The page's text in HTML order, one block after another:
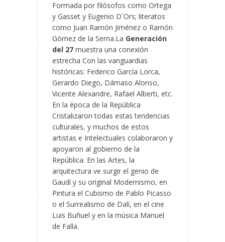
Formada por filósofos como Ortega
y Gasset y Eugenio D´Ors; literatos
como Juan Ramón Jiménez o Ramón
Gómez de la Serna.La Generación
del 27 muestra una conexión
estrecha Con las vanguardias
históricas: Federico García Lorca,
Gerardo Diego, Dámaso Alonso,
Vicente Alexandre, Rafael Alberti, etc.
En la época de la República
Cristalizaron todas estas tendencias
culturales, y muchos de estos
artistas e Intelectuales colaboraron y
apoyaron al gobierno de la
República. En las Artes, la
arquitectura ve surgir el genio de
Gaudí y su original Modernismo, en
Pintura el Cubismo de Pablo Picasso
o el Surrealismo de Dalí, en el cine
Luis Buñuel y en la música Manuel
de Falla.